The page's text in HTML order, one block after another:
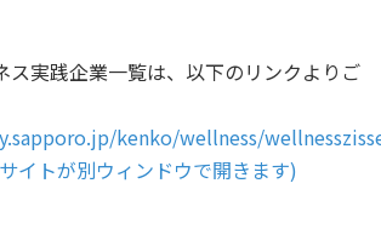
ス実践企業一覧は、以下のリンクよりご
kenko/wellness/
イトが別ウィンドウで開きます)